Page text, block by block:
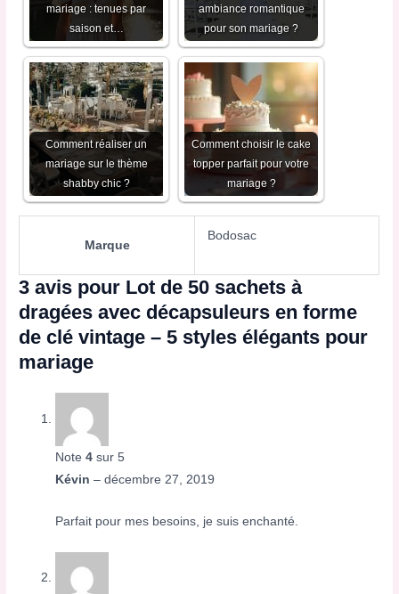
mariage : tenues par
saison et…
ambiance romantique
pour son mariage ?
Comment réaliser un
mariage sur le thème
shabby chic ?
Comment choisir le cake
topper parfait pour votre
mariage ?
Marque
Bodosac
3 avis pour Lot de 50 sachets à
dragées avec décapsuleurs en forme
de clé vintage – 5 styles élégants pour
mariage
Note4 sur 5
Kévin– décembre 27, 2019
Parfait pour mes besoins, je suis enchanté.